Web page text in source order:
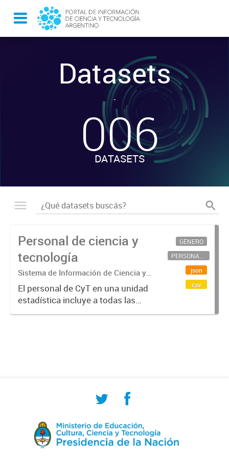
Datasets
-
006
DATASETS
Personal de ciencia y
tecnología
Sistema de Información de Ciencia y
Tecnología Argentino (SICYTAR)
El personal de CyT en una unidad
estadística incluye a todas las
personas involucradas
GÉNERO
PERSONAL CIENTÍFICO-TECNOLÓGICO
json
csv